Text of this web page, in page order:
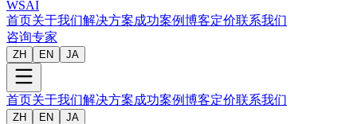
WSAI
首页关于我们解决方案成功案例博客定价联系我们
咨询专家
ZH EN JA
首页关于我们解决方案成功案例博客定价联系我们
ZH EN JA